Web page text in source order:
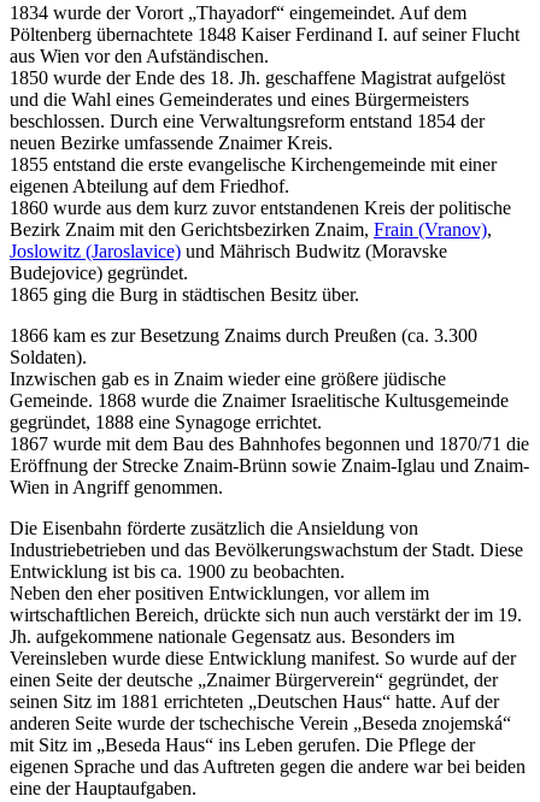
1834 wurde der Vorort „Thayadorf“ eingemeindet. Auf dem
Pöltenberg übernachtete 1848 Kaiser Ferdinand I. auf seiner Flucht
aus Wien vor den Aufständischen.
1850 wurde der Ende des 18. Jh. geschaffene Magistrat aufgelöst
und die Wahl eines Gemeinderates und eines Bürgermeisters
beschlossen. Durch eine Verwaltungsreform entstand 1854 der
neuen Bezirke umfassende Znaimer Kreis.
1855 entstand die erste evangelische Kirchengemeinde mit einer
eigenen Abteilung auf dem Friedhof.
1860 wurde aus dem kurz zuvor entstandenen Kreis der politische
Bezirk Znaim mit den Gerichtsbezirken Znaim, Frain (Vranov),
Joslowitz (Jaroslavice) und Mährisch Budwitz (Moravske
Budejovice) gegründet.
1865 ging die Burg in städtischen Besitz über.
1866 kam es zur Besetzung Znaims durch Preußen (ca. 3.300
Soldaten).
Inzwischen gab es in Znaim wieder eine größere jüdische
Gemeinde. 1868 wurde die Znaimer Israelitische Kultusgemeinde
gegründet, 1888 eine Synagoge errichtet.
1867 wurde mit dem Bau des Bahnhofes begonnen und 1870/71 die
Eröffnung der Strecke Znaim-Brünn sowie Znaim-Iglau und Znaim-
Wien in Angriff genommen.
Die Eisenbahn förderte zusätzlich die Ansieldung von
Industriebetrieben und das Bevölkerungswachstum der Stadt. Diese
Entwicklung ist bis ca. 1900 zu beobachten.
Neben den eher positiven Entwicklungen, vor allem im
wirtschaftlichen Bereich, drückte sich nun auch verstärkt der im 19.
Jh. aufgekommene nationale Gegensatz aus. Besonders im
Vereinsleben wurde diese Entwicklung manifest. So wurde auf der
einen Seite der deutsche „Znaimer Bürgerverein“ gegründet, der
seinen Sitz im 1881 errichteten „Deutschen Haus“ hatte. Auf der
anderen Seite wurde der tschechische Verein „Beseda znojemská“
mit Sitz im „Beseda Haus“ ins Leben gerufen. Die Pflege der
eigenen Sprache und das Auftreten gegen die andere war bei beiden
eine der Hauptaufgaben.